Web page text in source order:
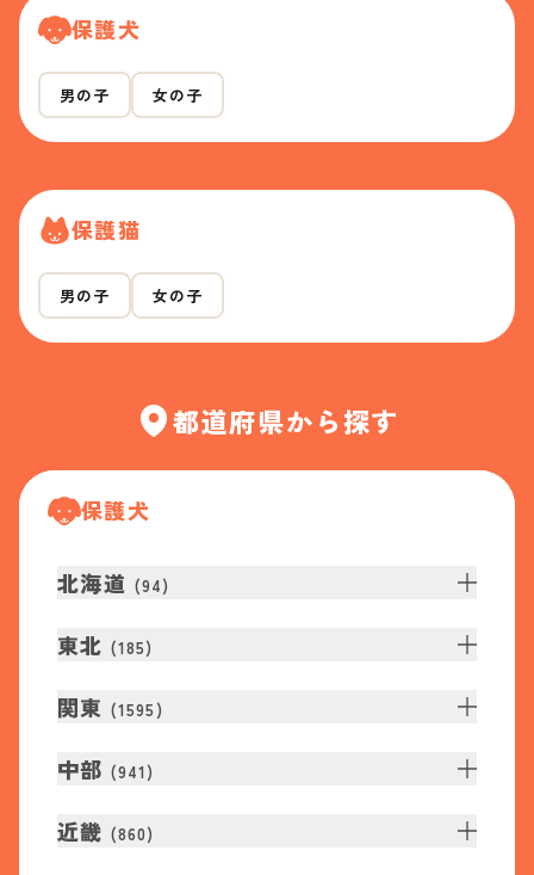
保護犬
男の子 女の子
保護猫
男の子 女の子
都道府県から探す
保護犬
北海道 (94)
東北 (185)
関東 (1595 )
中部 (941 )
近畿 (860)